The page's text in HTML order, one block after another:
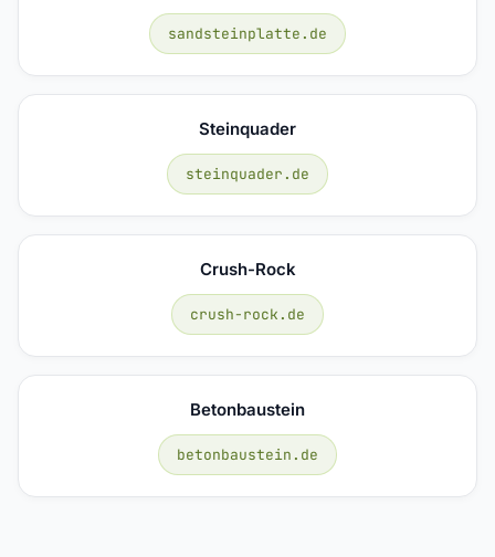
sandsteinplatte.de
Steinquader
steinquader.de
Crush-Rock
crush-rock.de
Betonbaustein
betonbaustein.de